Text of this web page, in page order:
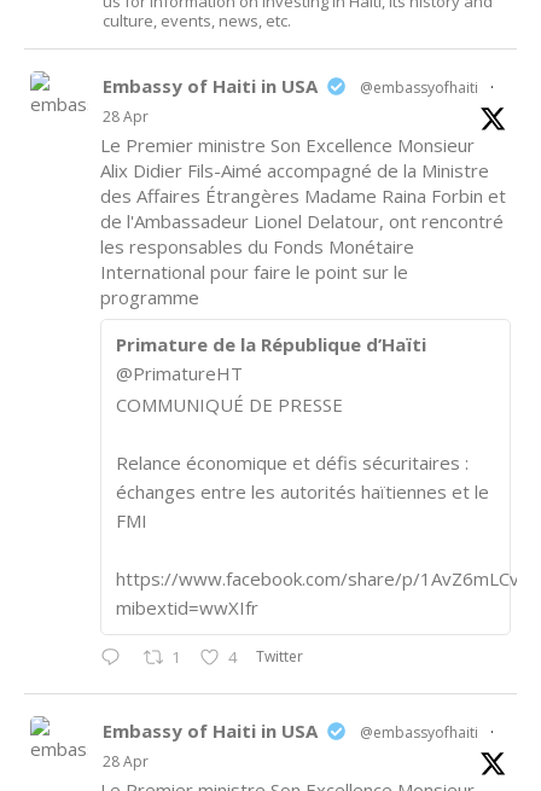
culture, events, news, etc.
Embassy of Haiti in USA @embassyofhaiti
·
28 Apr
Le Premier ministre Son Excellence Monsieur
Alix Didier Fils-Aimé accompagné de la Ministre
des Affaires Étrangères Madame Raina Forbin et
de l'Ambassadeur Lionel Delatour, ont rencontré
les responsables du Fonds Monétaire
International pour faire le point sur le
programme
Primature de la République d’Haïti
@PrimatureHT
COMMUNIQUÉ DE PRESSE
Relance économique et défis sécuritaires :
échanges entre les autorités haïtiennes et le
FMI
https://www.facebook.com/share/p/1AvZ6mLCvk/
mibextid=wwXIfr
1 4 Twitter
Embassy of Haiti in USA @embassyofhaiti
·
28 Apr